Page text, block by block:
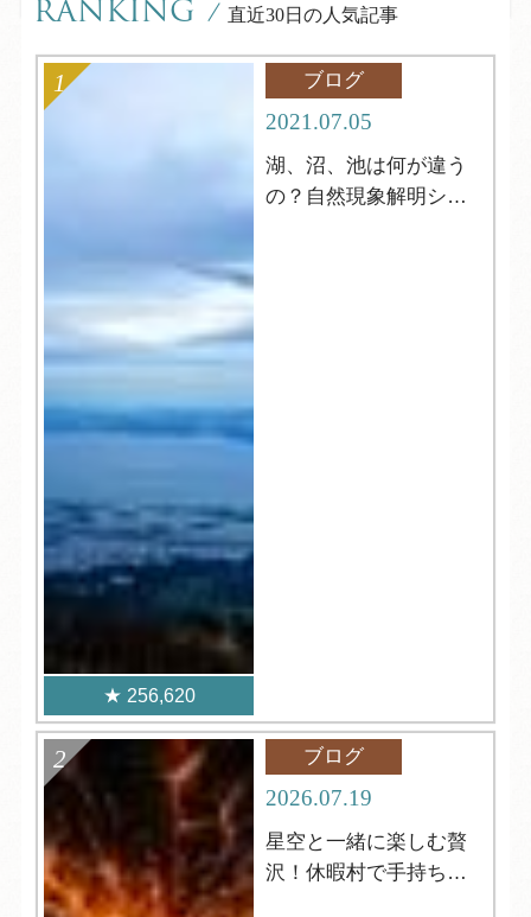
RANKING / 直近30日の人気記事
256,620
ブログ
2021.07.05
湖、沼、池は何が違う
の？自然現象解明シリ
ブログ
2026.07.19
星空と一緒に楽しむ贅
沢！休暇村で手持ち花